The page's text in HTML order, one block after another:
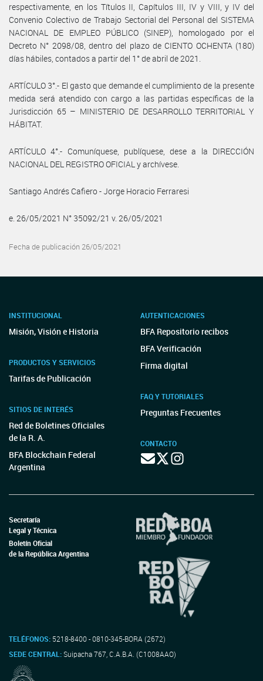
respectivamente, en los Títulos II, Capítulos III, IV y VIII, y IV del
Convenio Colectivo de Trabajo Sectorial del Personal del SISTEMA
NACIONAL DE EMPLEO PÚBLICO (SINEP), homologado por el
Decreto N° 2098/08, dentro del plazo de CIENTO OCHENTA (180)
días hábiles, contados a partir del 1° de abril de 2021.
ARTÍCULO 3°.- El gasto que demande el cumplimiento de la presente
medida será atendido con cargo a las partidas específicas de la
Jurisdicción 65 – MINISTERIO DE DESARROLLO TERRITORIAL Y
HÁBITAT.
ARTÍCULO 4°.- Comuníquese, publíquese, dese a la DIRECCIÓN
NACIONAL DEL REGISTRO OFICIAL y archívese.
Santiago Andrés Cafiero - Jorge Horacio Ferraresi
e. 26/05/2021 N° 35092/21 v. 26/05/2021
Fecha de publicación 26/05/2021
INSTITUCIONAL
Misión, Visión e Historia
PRODUCTOS Y SERVICIOS
Tarifas de Publicación
SITIOS DE INTERÉS
Red de Boletines Oficiales
de la R. A.
BFA Blockchain Federal
Argentina
AUTENTICACIONES
BFA Repositorio recibos
BFA Verificación
Firma digital
FAQ Y TUTORIALES
Preguntas Frecuentes
CONTACTO
Secretaría
Legal y Técnica
Boletín Oficial
de la República Argentina
TELÉFONOS: 5218-8400 - 0810-345-BORA (2672)
SEDE CENTRAL:Suipacha 767, C.A.B.A. (C1008AAO)